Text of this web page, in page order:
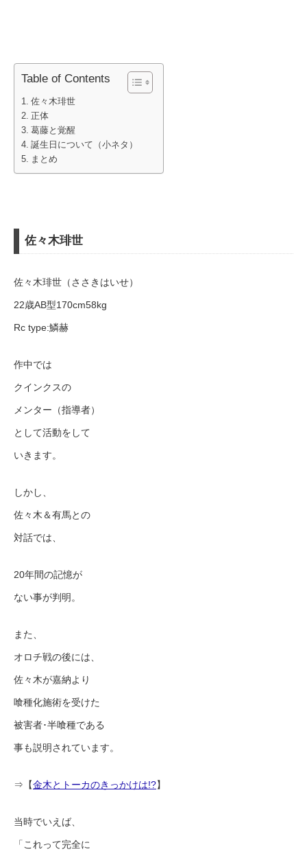
Table of Contents
佐々木琲世
正体
葛藤と覚醒
誕生日について（小ネタ）
まとめ
佐々木琲世
佐々木琲世（ささきはいせ）
22歳AB型170cm58kg
Rc type:鱗赫
作中では
クインクスの
メンター（指導者）
として活動をして
いきます。
しかし、
佐々木＆有馬との
対話では、
20年間の記憶が
ない事が判明。
また、
オロチ戦の後には、
佐々木が嘉納より
喰種化施術を受けた
被害者･半喰種である
事も説明されています。
⇒【金木とトーカのきっかけは!?】
当時でいえば、
「これって完全に